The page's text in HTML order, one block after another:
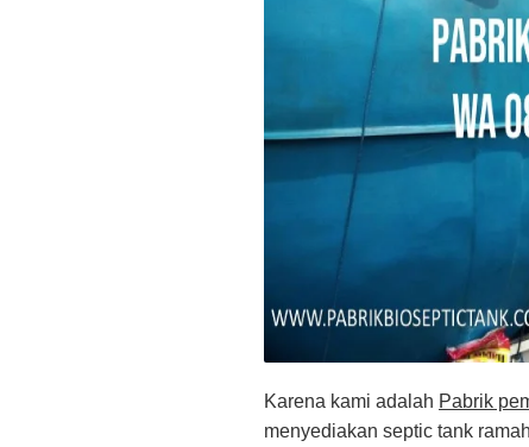
Karena kami adalah Pabrik
menyediakan septic tank